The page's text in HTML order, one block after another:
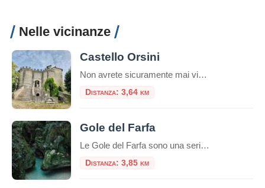
Nelle vicinanze
Castello Orsini
Non avrete sicuramente mai visto un castello come il Castello Orsini a Montenero Sabino. Situato in cima ad una collina in provincia di Rieti, questo meraviglioso maniero è uno dei luoghi più iconici e storici dell’intera regione. Il Castello Orsini a Montenero Sabino è stato costruito intorno all’anno 1000 e rappresenta un raro esempio di […]
Distanza: 3,64 km
Gole del Farfa
Le Gole del Farfa sono una serie di profonde gole scavate dal fiume Farfa, affluente di sinistra del Tevere, nella regione italiana del Lazio.Questo fiume attraversa una serie di strette e suggestive gole, circondate da pareti rocciose e vegetazione lussureggiante.La zona è nota per la sua bellezza naturale e viene spesso visitata da escursionisti, amanti […]
Distanza: 3,85 km